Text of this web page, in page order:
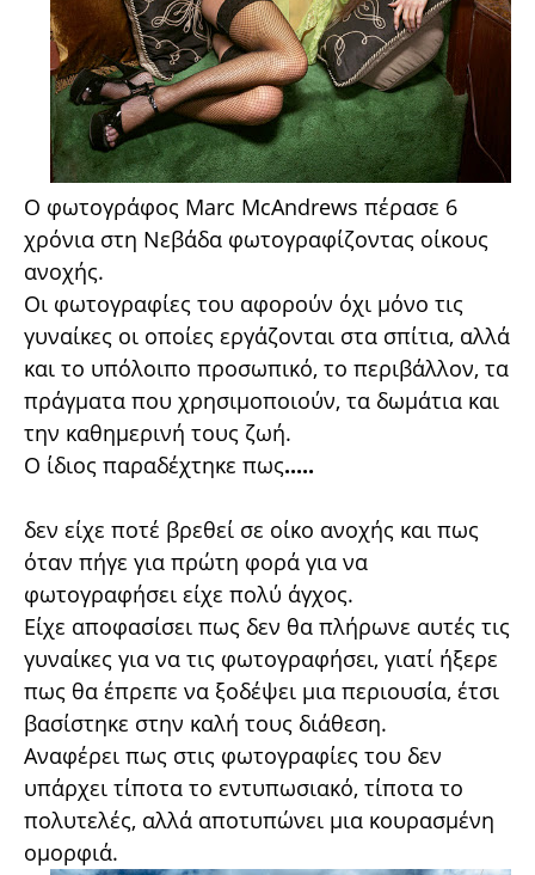
Ο φωτογράφος Marc McΑndrews πέρασε 6
χρόνια στη Νεβάδα φωτογραφίζοντας οίκους
ανοχής.
Οι φωτογραφίες του αφορούν όχι μόνο τις
γυναίκες οι οποίες εργάζονται στα σπίτια, αλλά
και το υπόλοιπο προσωπικό, το περιβάλλον, τα
πράγματα που χρησιμοποιούν, τα δωμάτια και
την καθημερινή τους ζωή.
Ο ίδιος παραδέχτηκε πως.....
δεν είχε ποτέ βρεθεί σε οίκο ανοχής και πως
όταν πήγε για πρώτη φορά για να
φωτογραφήσει είχε πολύ άγχος.
Είχε αποφασίσει πως δεν θα πλήρωνε αυτές τις
γυναίκες για να τις φωτογραφήσει, γιατί ήξερε
πως θα έπρεπε να ξοδέψει μια περιουσία, έτσι
βασίστηκε στην καλή τους διάθεση.
Αναφέρει πως στις φωτογραφίες του δεν
υπάρχει τίποτα το εντυπωσιακό, τίποτα το
πολυτελές, αλλά αποτυπώνει μια κουρασμένη
ομορφιά.